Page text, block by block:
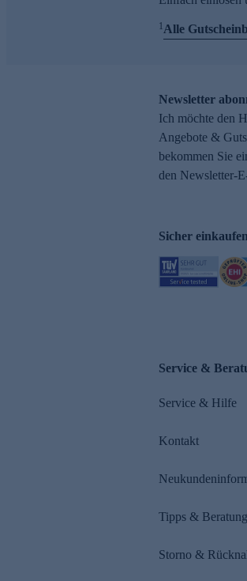
1Alle
Newsletter
Ich möchte den
Angebote &
bekommen Sie
den Newsletter-
Sicher einkaufen
Service &
Service & Hilfe
Kontakt
Tipps & Beratung
Storno &